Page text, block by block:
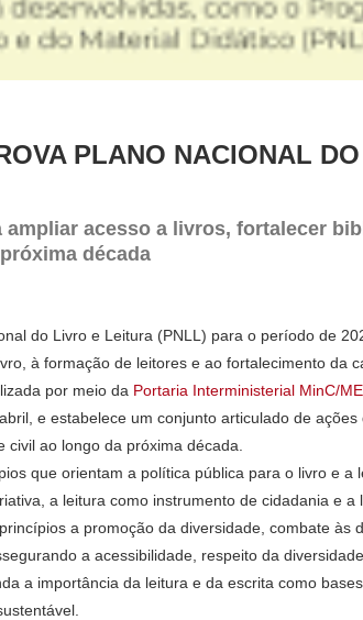
PLANO NACIONAL
ampliar acesso a livros, fortalecer
década
do Livro e Leitura (PNLL) para o período de
à formação de leitores e ao fortalecimento da
por meio da Portaria Interministerial MinC/
e estabelece um conjunto articulado de ações
ao longo da próxima década.
que orientam a política pública para o livro e a
a leitura como instrumento de cidadania e a
a promoção da diversidade, combate às
a acessibilidade, respeito da
a importância da leitura e da escrita como